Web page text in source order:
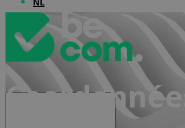
Coordonnées